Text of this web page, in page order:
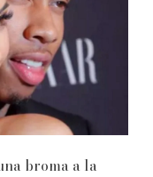
broma a la